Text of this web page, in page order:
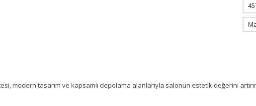
modern tasarım ve kapsamlı depolama alanlarıyla salonun estetik değerini